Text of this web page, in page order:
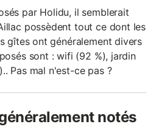
par Holidu, il semblerait
possèdent tout ce dont les
gîtes ont généralement divers
sont : wifi (92 %), jardin
Pas mal n'est-ce pas ?
notés